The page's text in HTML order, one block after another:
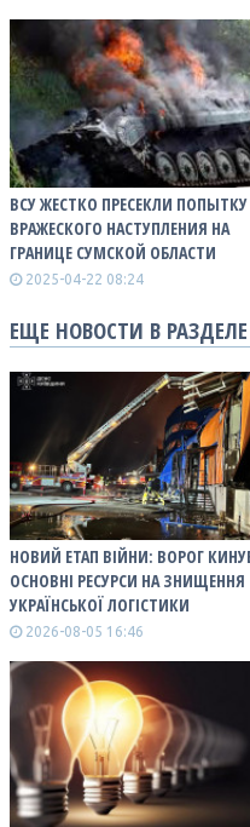
ВСУ ЖЕСТКО ПРЕСЕКЛИ ПОПЫТКУ
ВРАЖЕСКОГО НАСТУПЛЕНИЯ НА
ГРАНИЦЕ СУМСКОЙ ОБЛАСТИ
2025-04-22 08:24
ЕЩЕ НОВОСТИ В РАЗДЕЛЕ
НОВИЙ ЕТАП ВІЙНИ: ВОРОГ
ОСНОВНІ РЕСУРСИ НА ЗНИЩЕННЯ
УКРАЇНСЬКОЇ ЛОГІСТИКИ
2026-08-05 16:46